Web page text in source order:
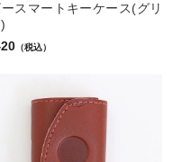
ースマートキーケース(グリ
（税込）